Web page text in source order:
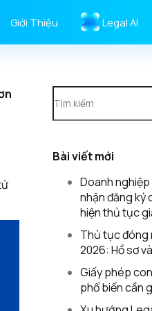
Giới Thiệu Legal AI
Bài viết mới
Doanh
nhận đăng ký
hiện thủ tục
Thủ tục đóng
2026: Hồ sơ
Giấy phép
phổ biến cần